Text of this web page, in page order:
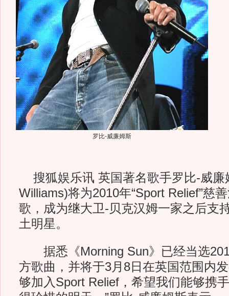
罗比-威廉姆斯
搜狐娱乐讯 英国著名歌手罗比-威廉
Williams)将为2010年“Sport Relief”慈
歌，成为继大卫-贝克汉姆一家之后支
土明星。
据悉《Morning Sun》已经当选
方歌曲，并将于3月8日在英国范围内
够加入Sport Relief，希望我们能够携